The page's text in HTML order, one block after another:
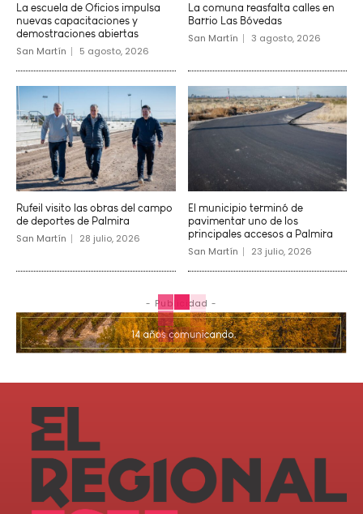
La escuela de Oficios impulsa
nuevas capacitaciones y
demostraciones abiertas
San Martín 5 agosto, 2026
La comuna reasfalta calles en
Barrio Las Bóvedas
San Martín 3 agosto, 2026
Rufeil visito las obras del campo
de deportes de Palmira
San Martín 28 julio, 2026
El municipio terminó de
pavimentar uno de los
principales accesos a Palmira
San Martín 23 julio, 2026
- Publicidad -